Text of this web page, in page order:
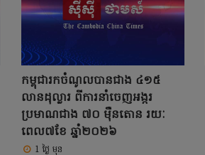
កម្ពុជារកចំណូលបានជាង ៤១៥
លានដុល្លារ ពីការនាំចេញអង្ករ
ប្រមាណជាង ៧០ ម៉ឺនតោន រយៈ
ពេល៧ខែ ឆ្នាំ២០២៦
1 ថ្ងៃ មុន